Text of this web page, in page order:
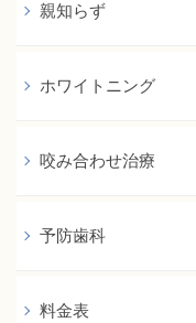
親知らず
ホワイトニング
咬み合わせ治療
予防歯科
料金表